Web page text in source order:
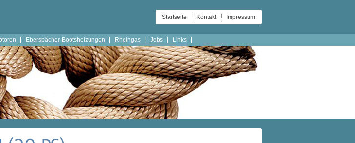
Impressum
Kontakt
Startseite
Eberspächer-Bootsheizungen Rheingas Jobs Links